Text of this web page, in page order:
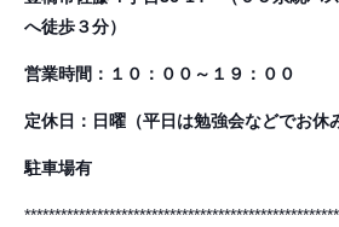
へ徒歩３分）
営業時間：１０：００～１９：００
定休日：日曜（平日は勉強会などでお休
駐車場有